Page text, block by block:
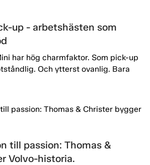
up - arbetshästen som
har hög charmfaktor. Som pick-up
Och ytterst ovanlig. Bara
till passion: Thomas &
Volvo-historia.